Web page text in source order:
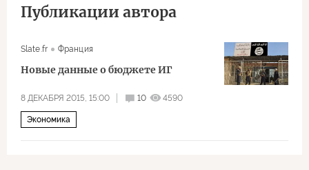
Публикации автора
Slate.fr Франция
Новые данные о бюджете ИГ
8 ДЕКАБРЯ 2015, 15:00 10 4590
Экономика